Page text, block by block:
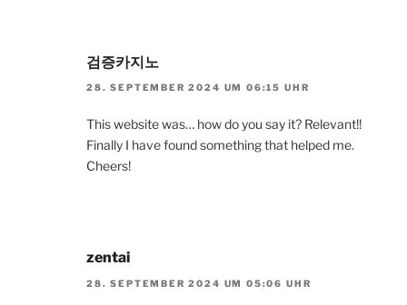
검증카지노
28. SEPTEMBER 2024 UM 06:15 UHR
This website was… how do you say it? Relevant!!
Finally I have found something that helped me.
Cheers!
zentai
28. SEPTEMBER 2024 UM 05:06 UHR